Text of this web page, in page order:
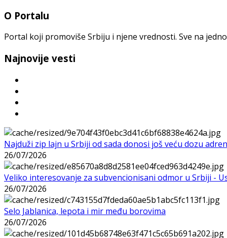
O Portalu
Portal koji promoviše Srbiju i njene vrednosti. Sve na
Najnovije vesti
Najduži zip lajn u Srbiji od sada donosi još veću dozu
26/07/2026
Veliko interesovanje za subvencionisani odmor u Srbiji -
26/07/2026
Selo Jablanica, lepota i mir među borovima
26/07/2026